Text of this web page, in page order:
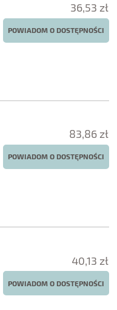
36,53 zł
POWIADOM O DOSTĘPNOŚCI
83,86 zł
POWIADOM O DOSTĘPNOŚCI
40,13 zł
POWIADOM O DOSTĘPNOŚCI